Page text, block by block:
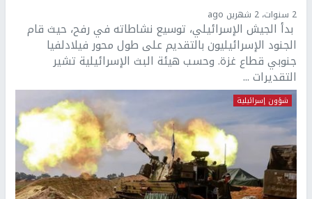
2 سنوات، 2 شهرين ago
بدأ الجيش الإسرائيلي، توسيع نشاطاته في رفح، حيث قام
الجنود الإسرائيليون بالتقديم على طول محور فيلادلفيا
جنوبي قطاع غزة. وحسب هيئة البث الإسرائيلية تشير
التقديرات ...
شؤون إسرائيلية